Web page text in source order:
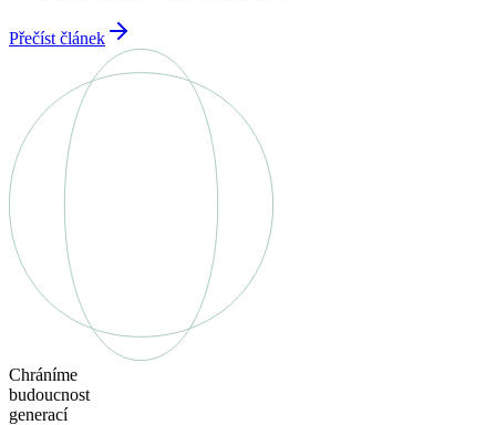
Přečíst článek
Chráníme
budoucnost
generací